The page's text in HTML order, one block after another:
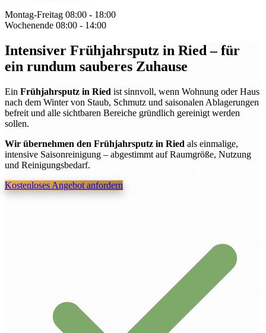
Montag-Freitag 08:00 - 18:00
Wochenende 08:00 - 14:00
Intensiver Frühjahrsputz in Ried– für
ein rundum sauberes Zuhause
Ein Frühjahrsputz in Ried ist sinnvoll, wenn Wohnung oder Haus
nach dem Winter von Staub, Schmutz und saisonalen Ablagerungen
befreit und alle sichtbaren Bereiche gründlich gereinigt werden
sollen.
Wir übernehmen den Frühjahrsputz in Ried als einmalige,
intensive Saisonreinigung – abgestimmt auf Raumgröße, Nutzung
und Reinigungsbedarf.
Kostenloses Angebot anfordern